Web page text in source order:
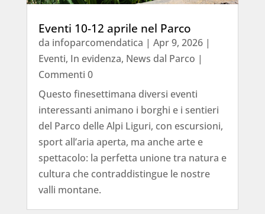
Eventi 10-12 aprile nel Parco
da infoparcomendatica | Apr 9, 2026|
Eventi, In evidenza, News dal Parco |
Commenti 0
Questo finesettimana diversi eventi
interessanti animano i borghi e i sentieri
del Parco delle Alpi Liguri, con escursioni,
sport all’aria aperta, ma anche arte e
spettacolo: la perfetta unione tra natura e
cultura che contraddistingue le nostre
valli montane.